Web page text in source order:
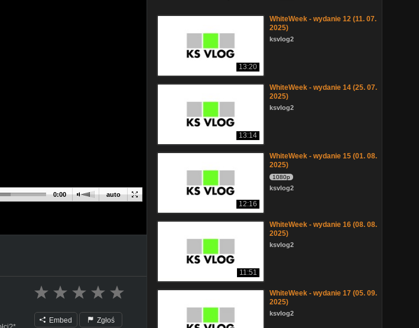
auto
0:00
Embed Zgłoś
13:20
WhiteWeek - wydanie 12 (11. 07.
2025)
ksvlog2
13:14
WhiteWeek - wydanie 14 (25. 07.
2025)
ksvlog2
12:16
WhiteWeek - wydanie 15 (01. 08.
2025)
1080p
ksvlog2
11:51
WhiteWeek - wydanie 16 (08. 08.
2025)
ksvlog2
WhiteWeek - wydanie 17 (05. 09.
2025)
ksvlog2